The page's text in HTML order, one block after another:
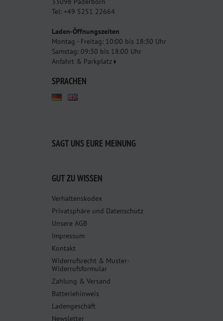
Tel: +49 5251 22664
Laden-Öffnungszeiten
Montag - Freitag: 10:00 bis 18:30 Uhr
Samstag: 09:30 bis 18:00 Uhr
Anfahrt & Parkplatz
SPRACHEN
SAGT UNS EURE MEINUNG
GUT ZU WISSEN
Verhaltenskodex
Privatsphäre und Datenschutz
Unsere AGB
Impressum
Kontakt
Widerrufsrecht & Muster-
Widerrufsformular
Zahlung & Versand
Batteriehinweis
Ladengeschäft
Newsletter